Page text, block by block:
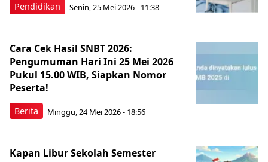
Pendidikan Senin, 25 Mei 2026 - 11:38
Berita
Cara Cek Hasil SNBT 2026:
Pengumuman Hari Ini 25 Mei 2026
Pukul 15.00 WIB, Siapkan Nomor
Peserta!
Minggu, 24 Mei 2026 - 18:56
Kapan Libur Sekolah Semester